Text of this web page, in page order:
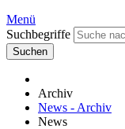
Menü
Suchbegriffe
Suchen
Archiv
News - Archiv
News